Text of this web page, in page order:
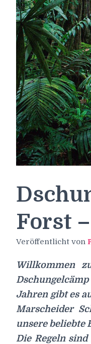
Forst
Veröffentlicht von
Willkommen
Jahren gibt es
Marscheider
unsere beliebte
Die Regeln